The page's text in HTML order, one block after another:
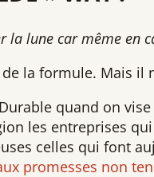
lune car même en
la formule. Mais il
quand on
les entreprises
celles qui font
promesses non